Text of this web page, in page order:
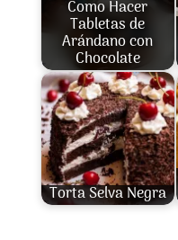
Como Hacer
Tabletas de
Arándano con
Chocolate
Torta Selva Negra